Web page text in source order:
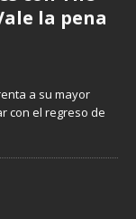
la pena
a su mayor
con el regreso de